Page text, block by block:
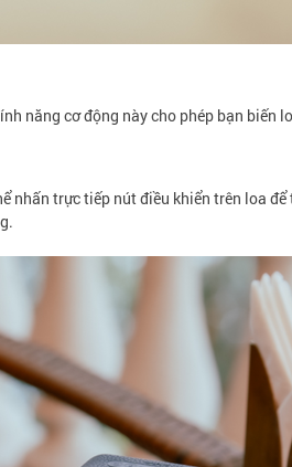
năng cơ động này cho phép bạn
nhấn trực tiếp nút điều khiển trên loa